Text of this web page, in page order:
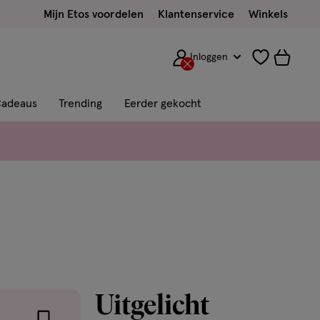
Mijn Etos voordelen Klantenservice Winkels
Inloggen
Trending Eerder gekocht
Uitgelicht